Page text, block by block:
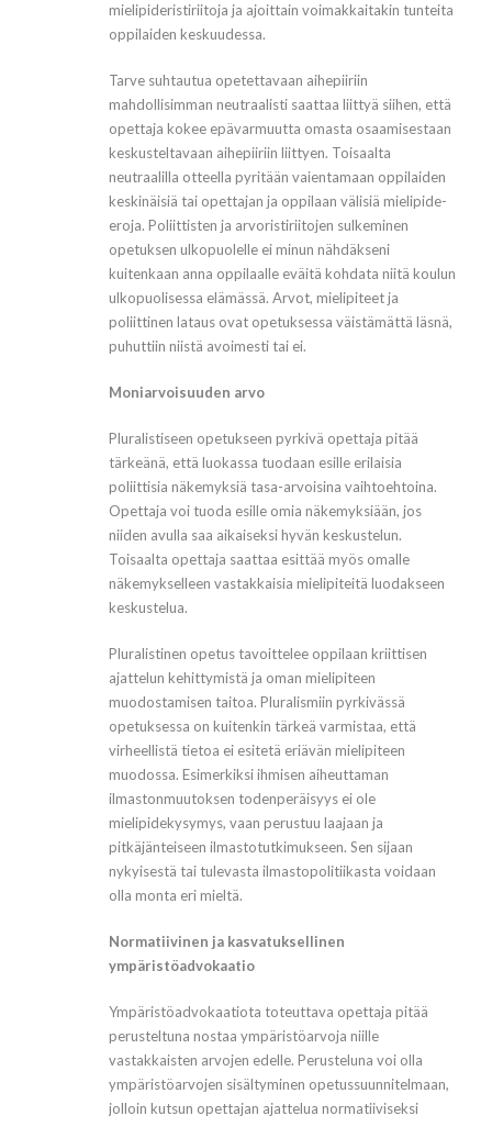
mielipideristiriitoja ja ajoittain voimakkaitakin tunteita
oppilaiden keskuudessa.
Tarve suhtautua opetettavaan aihepiiriin
mahdollisimman neutraalisti saattaa liittyä siihen, että
opettaja kokee epävarmuutta omasta osaamisestaan
keskusteltavaan aihepiiriin liittyen. Toisaalta
neutraalilla otteella pyritään vaientamaan oppilaiden
keskinäisiä tai opettajan ja oppilaan välisiä mielipide-
eroja. Poliittisten ja arvoristiriitojen sulkeminen
opetuksen ulkopuolelle ei minun nähdäkseni
kuitenkaan anna oppilaalle eväitä kohdata niitä koulun
ulkopuolisessa elämässä. Arvot, mielipiteet ja
poliittinen lataus ovat opetuksessa väistämättä läsnä,
puhuttiin niistä avoimesti tai ei.
Moniarvoisuuden arvo
Pluralistiseen opetukseen pyrkivä opettaja pitää
tärkeänä, että luokassa tuodaan esille erilaisia
poliittisia näkemyksiä tasa-arvoisina vaihtoehtoina.
Opettaja voi tuoda esille omia näkemyksiään, jos
niiden avulla saa aikaiseksi hyvän keskustelun.
Toisaalta opettaja saattaa esittää myös omalle
näkemykselleen vastakkaisia mielipiteitä luodakseen
keskustelua.
Pluralistinen opetus tavoittelee oppilaan kriittisen
ajattelun kehittymistä ja oman mielipiteen
muodostamisen taitoa. Pluralismiin pyrkivässä
opetuksessa on kuitenkin tärkeä varmistaa, että
virheellistä tietoa ei esitetä eriävän mielipiteen
muodossa. Esimerkiksi ihmisen aiheuttaman
ilmastonmuutoksen todenperäisyys ei ole
mielipidekysymys, vaan perustuu laajaan ja
pitkäjänteiseen ilmastotutkimukseen. Sen sijaan
nykyisestä tai tulevasta ilmastopolitiikasta voidaan
olla monta eri mieltä.
Normatiivinen ja kasvatuksellinen
ympäristöadvokaatio
Ympäristöadvokaatiota toteuttava opettaja pitää
perusteltuna nostaa ympäristöarvoja niille
vastakkaisten arvojen edelle. Perusteluna voi olla
ympäristöarvojen sisältyminen opetussuunnitelmaan,
jolloin kutsun opettajan ajattelua normatiiviseksi